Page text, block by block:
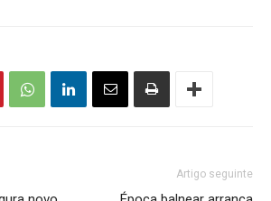
Artigo seguinte